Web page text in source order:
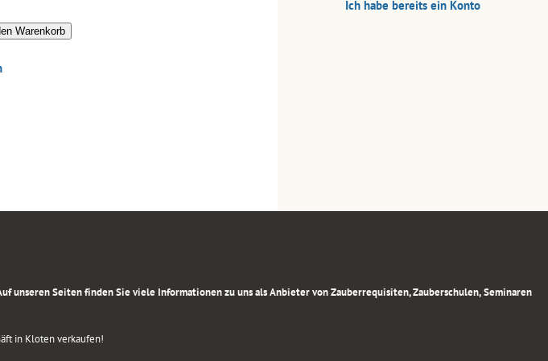
Warenkorb
Ich habe bereits ein Konto
Seiten finden Sie viele Informationen zu uns als Anbieter von Zauberrequisiten, Zauberschulen, Seminaren
in Kloten verkaufen!